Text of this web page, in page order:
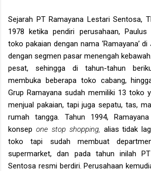
Sejarah PT Ramayana Lestari Sentosa,
1978 ketika pendiri perusahaan, Paulus
toko pakaian dengan nama ‘Ramayana’
dengan segmen pasar menengah
pesat, sehingga di tahun-tahun
membuka beberapa toko cabang,
Grup Ramayana sudah memiliki 13 toko
menjual pakaian, tapi juga sepatu, tas,
rumah tangga. Tahun 1994,
konsep one stop shopping, alias tidak
toko tapi sudah membuat
supermarket, dan pada tahun inilah
Sentosa resmi berdiri. Perusahaan